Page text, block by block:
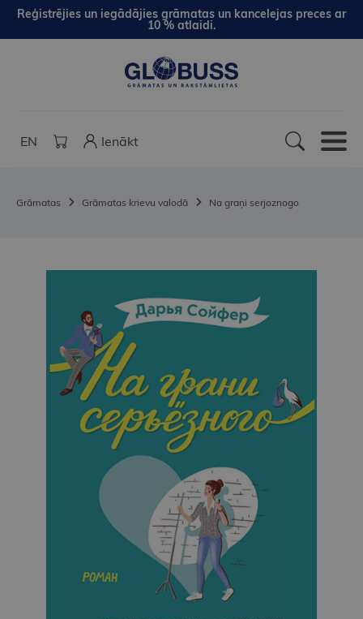
Reģistrējies un iegādājies grāmatas un kancelejas preces ar
10 % atlaidi.
EN Ienākt
Grāmatas Grāmatas krievu valodā Na graņi serjoznogo